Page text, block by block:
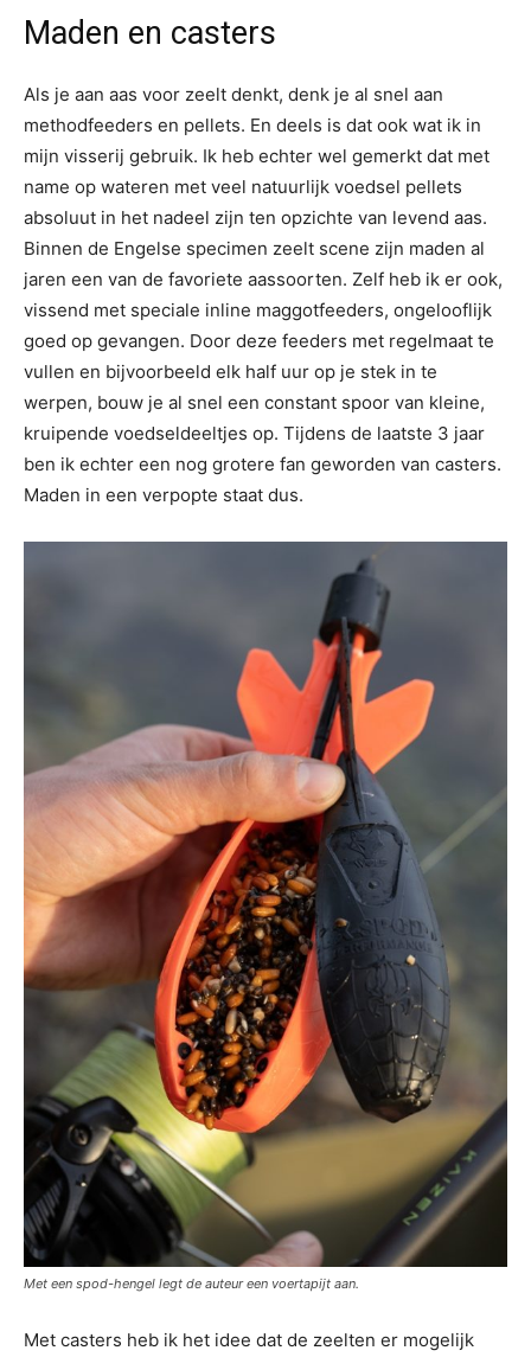
Maden en casters
Als je aan aas voor zeelt denkt, denk je al snel aan
methodfeeders en pellets. En deels is dat ook wat ik in
mijn visserij gebruik. Ik heb echter wel gemerkt dat met
name op wateren met veel natuurlijk voedsel pellets
absoluut in het nadeel zijn ten opzichte van levend aas.
Binnen de Engelse specimen zeelt scene zijn maden al
jaren een van de favoriete aassoorten. Zelf heb ik er ook,
vissend met speciale inline maggotfeeders, ongelooflijk
goed op gevangen. Door deze feeders met regelmaat te
vullen en bijvoorbeeld elk half uur op je stek in te
werpen, bouw je al snel een constant spoor van kleine,
kruipende voedseldeeltjes op. Tijdens de laatste 3 jaar
ben ik echter een nog grotere fan geworden van casters.
Maden in een verpopte staat dus.
Met een spod-hengel legt de auteur een voertapijt aan.
Met casters heb ik het idee dat de zeelten er mogelijk